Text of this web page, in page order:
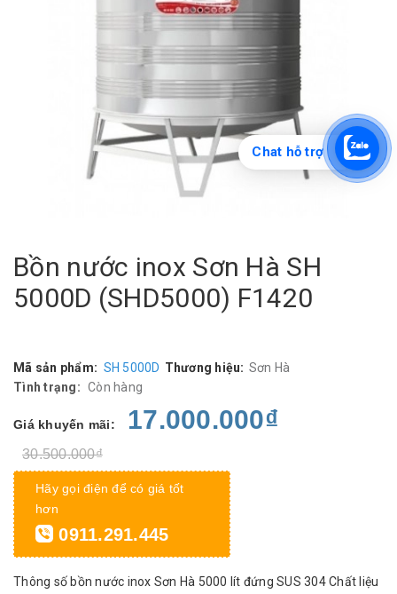
Bồn nước inox Sơn Hà SH
5000D (SHD5000) F1420
Mã sản phẩm: SH 5000D Thương hiệu: Sơn Hà
Tình trạng: Còn hàng
Giá khuyến mãi: 17.000.000₫
30.500.000₫
Hãy gọi điện để có giá tốt
hơn
0911.291.445
Thông số bồn nước inox Sơn Hà 5000 lít đứng SUS 304 Chất liệu
Chat hỗ trợ